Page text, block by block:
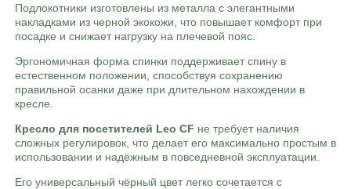
Подлокотники изготовлены из металла с элегантными
накладками из черной экокожи, что повышает комфорт при
посадке и снижает нагрузку на плечевой пояс.
Эргономичная форма спинки поддерживает спину в
естественном положении, способствуя сохранению
правильной осанки даже при длительном нахождении в
кресле.
Кресло для посетителей Leo CF не требует наличия
сложных регулировок, что делает его максимально простым в
использовании и надёжным в повседневной эксплуатации.
Его универсальный чёрный цвет легко сочетается с